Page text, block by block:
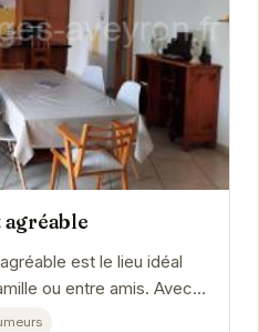
agréable
est le lieu idéal
ou entre amis. Avec
et ses équipements...